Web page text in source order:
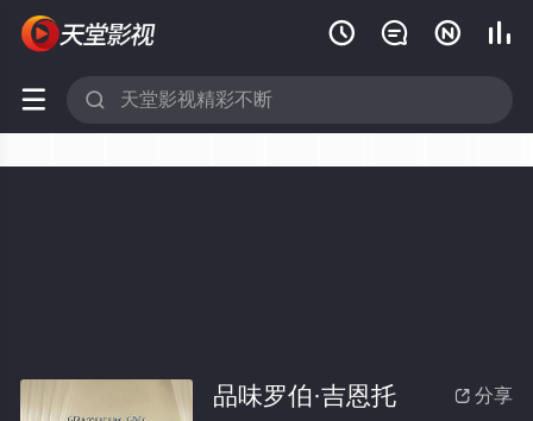
   
 
 分享
品味罗伯·吉恩托